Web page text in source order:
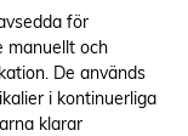
för
manuellt och
De används
i kontinuerliga
klarar